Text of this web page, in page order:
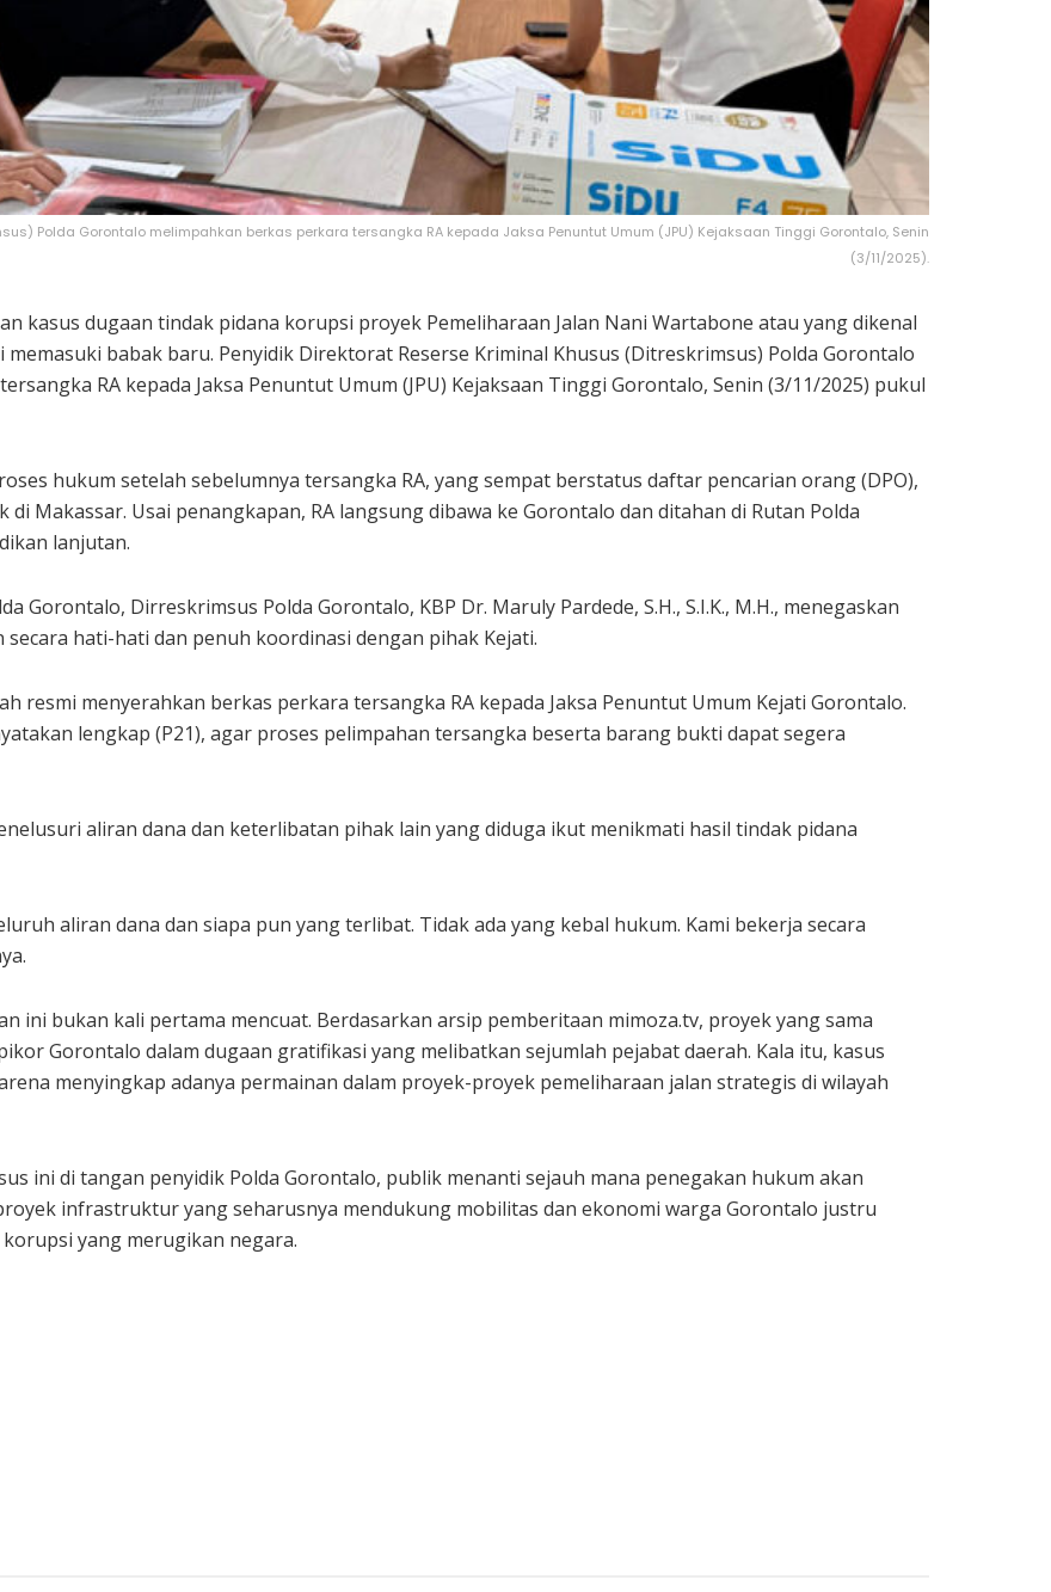
Polda Gorontalo melimpahkan berkas perkara tersangka RA kepada Jaksa Penuntut Umum (JPU) Kejaksaan Tinggi Gorontalo, Senin
(3/11/2025).
kasus dugaan tindak pidana korupsi proyek Pemeliharaan Jalan Nani Wartabone atau yang dikenal
memasuki babak baru. Penyidik Direktorat Reserse Kriminal Khusus (Ditreskrimsus) Polda Gorontalo
RA kepada Jaksa Penuntut Umum (JPU) Kejaksaan Tinggi Gorontalo, Senin (3/11/2025) pukul
hukum setelah sebelumnya tersangka RA, yang sempat berstatus daftar pencarian orang (DPO),
Makassar. Usai penangkapan, RA langsung dibawa ke Gorontalo dan ditahan di Rutan Polda
lanjutan.
Gorontalo, Dirreskrimsus Polda Gorontalo, KBP Dr. Maruly Pardede, S.H., S.I.K., M.H., menegaskan
hati-hati dan penuh koordinasi dengan pihak Kejati.
resmi menyerahkan berkas perkara tersangka RA kepada Jaksa Penuntut Umum Kejati Gorontalo.
lengkap (P21), agar proses pelimpahan tersangka beserta barang bukti dapat segera
aliran dana dan keterlibatan pihak lain yang diduga ikut menikmati hasil tindak pidana
aliran dana dan siapa pun yang terlibat. Tidak ada yang kebal hukum. Kami bekerja secara
ini bukan kali pertama mencuat. Berdasarkan arsip pemberitaan mimoza.tv, proyek yang sama
Gorontalo dalam dugaan gratifikasi yang melibatkan sejumlah pejabat daerah. Kala itu, kasus
menyingkap adanya permainan dalam proyek-proyek pemeliharaan jalan strategis di wilayah
ini di tangan penyidik Polda Gorontalo, publik menanti sejauh mana penegakan hukum akan
infrastruktur yang seharusnya mendukung mobilitas dan ekonomi warga Gorontalo justru
yang merugikan negara.